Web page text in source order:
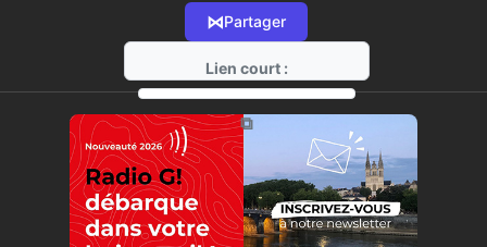
⋈Partager
Lien court :
https://radio-g.fr?21729
⧉